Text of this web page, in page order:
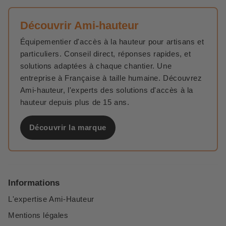
Découvrir Ami-hauteur
Équipementier d'accès à la hauteur pour artisans et
particuliers. Conseil direct, réponses rapides, et
solutions adaptées à chaque chantier. Une
entreprise à Française à taille humaine. Découvrez
Ami-hauteur, l'experts des solutions d'accès à la
hauteur depuis plus de 15 ans.
Découvrir la marque
Informations
L'expertise Ami-Hauteur
Mentions légales